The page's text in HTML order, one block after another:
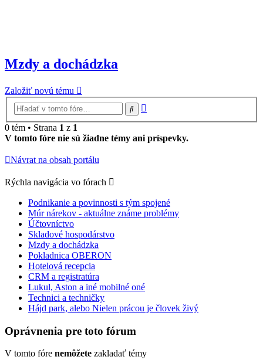
Mzdy a dochádzka
Založiť novú tému
Hľadať
0 tém • Strana 1 z 1
V tomto fóre nie sú žiadne témy ani príspevky.
Návrat na obsah portálu
Rýchla navigácia vo fórach
Podnikanie a povinnosti s tým spojené
Múr nárekov - aktuálne známe problémy
Účtovníctvo
Skladové hospodárstvo
Mzdy a dochádzka
Pokladnica OBERON
Hotelová recepcia
CRM a registratúra
Lukul, Aston a iné mobilné oné
Technici a techničky
Hájd park, alebo Nielen prácou je človek živý
Oprávnenia pre toto fórum
V tomto fóre nemôžete zakladať témy